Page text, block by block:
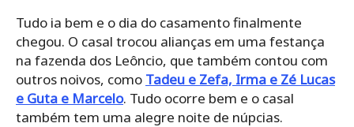
Tudo ia bem e o dia do casamento finalmente
chegou. O casal trocou alianças em uma festança
na fazenda dos Leôncio, que também contou com
outros noivos, como Tadeu e Zefa, Irma e Zé Lucas
e Guta e Marcelo. Tudo ocorre bem e o casal
também tem uma alegre noite de núpcias.